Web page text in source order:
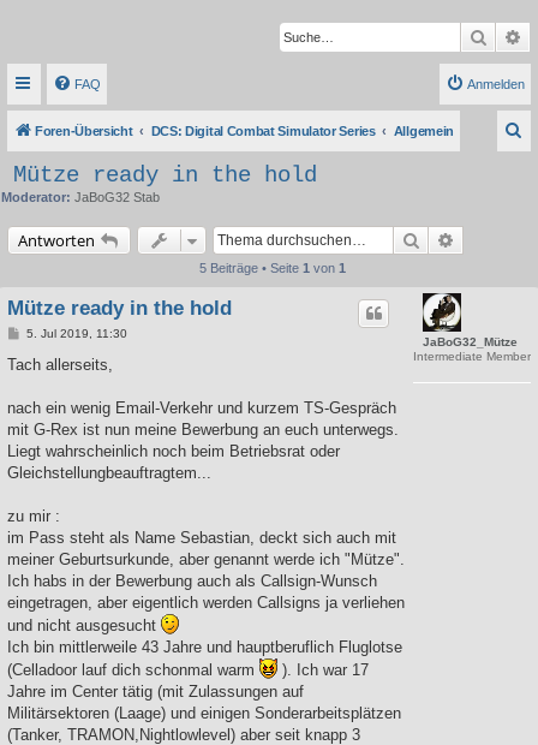
Suche
FAQ Anmelden
Foren-Übersicht DCS: Digital Combat Simulator Series Allgemein
Mütze ready in the hold
Moderator: JaBoG32 Stab
Antworten Suche
5 Beiträge • Seite 1 von 1
JaBoG32_Mütze
Intermediate Member
Mütze ready in the hold
B
i
a
5. Jul 2019, 11:30
Tach allerseits,
nach ein wenig Email-Verkehr und kurzem TS-Gespräch
mit G-Rex ist nun meine Bewerbung an euch unterwegs.
Liegt wahrscheinlich noch beim Betriebsrat oder
Gleichstellungbeauftragtem...
zu mir :
im Pass steht als Name Sebastian, deckt sich auch mit
meiner Geburtsurkunde, aber genannt werde ich "Mütze".
Ich habs in der Bewerbung auch als Callsign-Wunsch
eingetragen, aber eigentlich werden Callsigns ja verliehen
und nicht ausgesucht
Ich bin mittlerweile 43 Jahre und hauptberuflich Fluglotse
(Celladoor lauf dich schonmal warm
). Ich war 17
Jahre im Center tätig (mit Zulassungen auf
Militärsektoren (Laage) und einigen Sonderarbeitsplätzen
(Tanker, TRAMON,Nightlowlevel) aber seit knapp 3